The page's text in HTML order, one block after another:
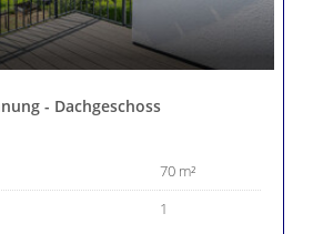
- Dachgeschoss
70 m²
1